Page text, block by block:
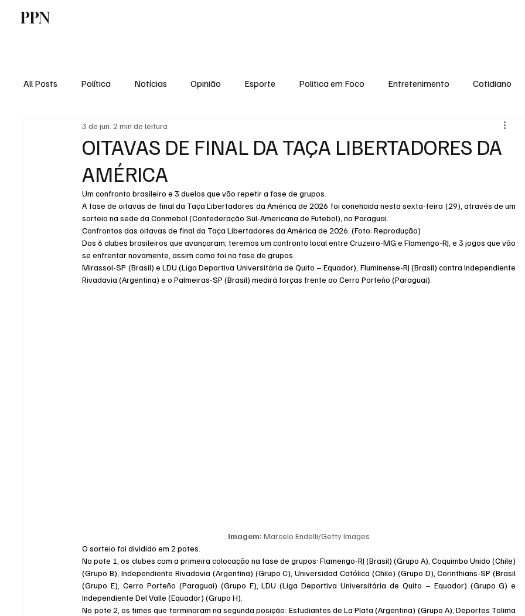
PPN
All Posts Política Notícias Opinião Esporte Politica em Foco Entretenimento Cotidiano
Economia Vale do Paraiba Entrevista
OITAVAS DE FINAL DA TAÇA LIBERTADORES DA
AMÉRICA
3 de jun. 2 min de leitura
Um confronto brasileiro e 3 duelos que vão repetir a fase de grupos.
A fase de oitavas de final da Taça Libertadores da América de 2026 foi conehcida nesta sexta-feira (29), através de um
sorteio na sede da Conmebol (Confederação Sul-Americana de Futebol), no Paraguai.
Confrontos das oitavas de final da Taça Libertadores da América de 2026. (Foto: Reprodução)
Dos 6 clubes brasileiros que avançaram, teremos um confronto local entre Cruzeiro-MG e Flamengo-RJ, e 3 jogos que vão
se enfrentar novamente, assim como foi na fase de grupos.
Mirassol-SP (Brasil) e LDU (Liga Deportiva Universitária de Quito – Equador), Fluminense-RJ (Brasil) contra Independiente
Rivadavia (Argentina) e o Palmeiras-SP (Brasil) medirá forças frente ao Cerro Porteño (Paraguai).
Imagem: Marcelo Endelli/Getty Images
O sorteio foi dividido em 2 potes.
No pote 1, os clubes com a primeira colocação na fase de grupos: Flamengo-RJ (Brasil) (Grupo A), Coquimbo Unido (Chile)
(Grupo B), Independiente Rivadavia (Argentina) (Grupo C), Universidad Católica (Chile) (Grupo D), Corinthians-SP (Brasil
(Grupo E), Cerro Porteño (Paraguai) (Grupo F), LDU (Liga Deportiva Universitária de Quito – Equador) (Grupo G) e
Independiente Del Valle (Equador) (Grupo H).
No pote 2, os times que terminaram na segunda posição: Estudiantes de La Plata (Argentina) (Grupo A), Deportes Tolima